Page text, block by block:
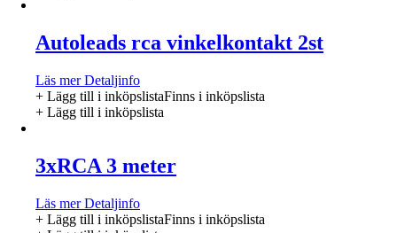
Autoleads rca vinkelkontakt 2st
Läs merDetaljinfo
+ Lägg till i inköpslistaFinns i inköpslista
+ Lägg till i inköpslista
3xRCA 3 meter
Läs merDetaljinfo
+ Lägg till i inköpslistaFinns i inköpslista